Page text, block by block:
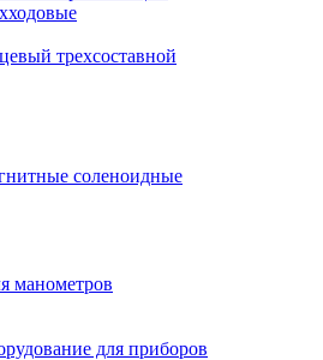
трехсоставной
соленоидные
манометров
для приборов